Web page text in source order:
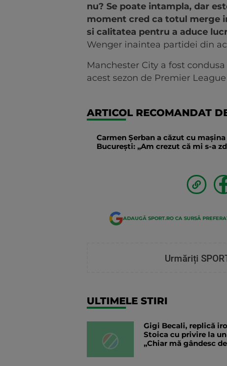
nu? Se poate intampla, dar
moment cred ca totul merge
si calitatea pentru a aduce
Wenger inaintea partidei din
Manchester City a fost
acest sezon de Premier
ARTICOL RECOMANDAT
Carmen Șerban a căzut cu
București: „Am crezut că mi s-a
ADAUGĂ SPORT.RO CA SURSĂ
Urmăriți
ULTIMELE STIRI
Gigi Becali, replică
Stoica cu privire la
„Chiar mă gândesc